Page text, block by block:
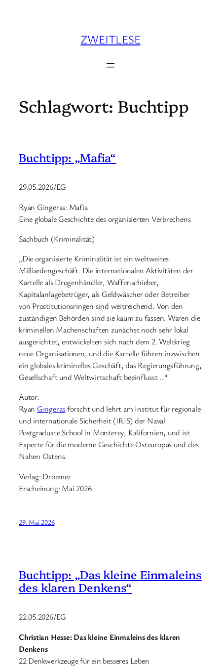
ZWEITLESE
Schlagwort: Buchtipp
Buchtipp: „Mafia“
29.05.2026/EG
Ryan Gingeras: Mafia
Eine globale Geschichte des organisierten Verbrechens
Sachbuch (Kriminalität)
„Die organisierte Kriminalität ist ein weltweites
Milliardengeschäft. Die internationalen Aktivitäten der
Kartelle als Drogenhändler, Waffenschieber,
Kapitalanlagebetrüger, als Geldwäscher oder Betreiber
von Prostitutionsringen sind weitreichend. Von den
zuständigen Behörden sind sie kaum zu fassen. Waren die
kriminellen Machenschaften zunächst noch sehr lokal
ausgerichtet, entwickelten sich nach dem 2. Weltkrieg
neue Organisationen, und die Kartelle führen inzwischen
ein globales kriminelles Geschäft, das Regierungsführung,
Gesellschaft und Weltwirtschaft beeinflusst …“
Autor:
Ryan Gingerasforscht und lehrt am Institut für regionale
und internationale Sicherheit (IRIS) der Naval
Postgraduate School in Monterey, Kalifornien, und ist
Experte für die moderne Geschichte Osteuropas und des
Nahen Ostens.
Verlag: Droemer
Erscheinung: Mai 2026
29. Mai 2026
Buchtipp: „Das kleine Einmaleins
des klaren Denkens“
22.05.2026/EG
Christian Hesse: Das kleine Einmaleins des klaren
Denkens
22 Denkwerkzeuge für ein besseres Leben